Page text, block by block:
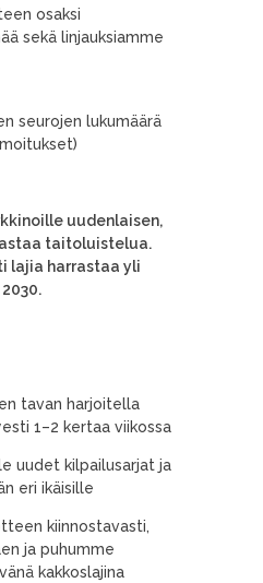
osaksi
sekä linjauksiamme
seurojen lukumäärä
uudenlaisen,
taitoluistelua.
lajia harrastaa yli
tavan harjoitella
1–2 kertaa viikossa
uudet kilpailusarjat ja
eri ikäisille
kiinnostavasti,
ja puhumme
kakkoslajina